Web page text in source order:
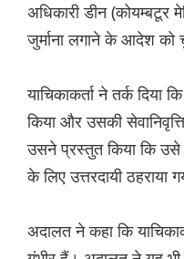
अधिकारी डीन (कोयम्बटूर
जुर्माना लगाने के आदेश को
याचिकाकर्ता ने तर्क दिया
किया और उसकी
उसने प्रस्तुत किया कि
के लिए उत्तरदायी ठहराया
अदालत ने कहा कि